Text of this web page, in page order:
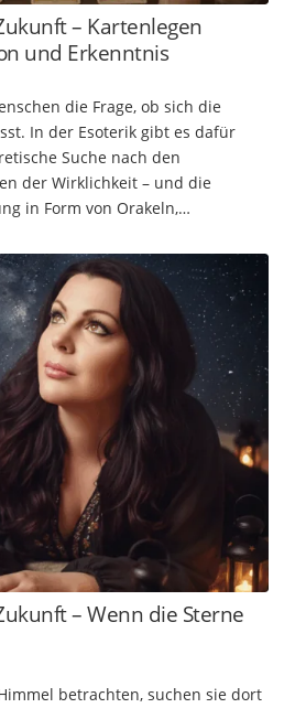
– Kartenlegen
und Erkenntnis
die Frage, ob sich die
In der Esoterik gibt es dafür
Suche nach den
der Wirklichkeit – und die
in Form von Orakeln,…
– Wenn die Sterne
betrachten, suchen sie dort